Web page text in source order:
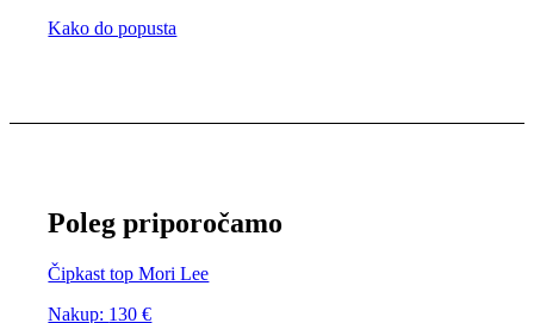
Kako do popusta
Poleg priporočamo
Čipkast top Mori Lee
Nakup: 130 €